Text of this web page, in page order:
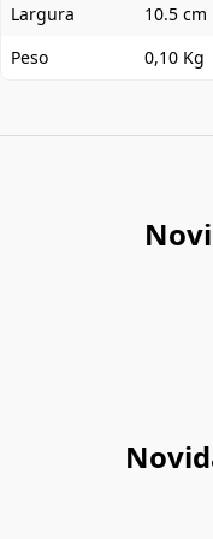
Largura
10.5 cm
Peso
0,10 Kg